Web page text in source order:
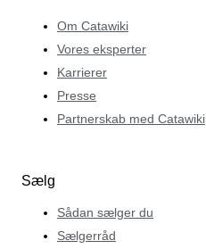
Om Catawiki
Vores eksperter
Karrierer
Presse
Partnerskab med Catawiki
Sælg
Sådan sælger du
Sælgerråd